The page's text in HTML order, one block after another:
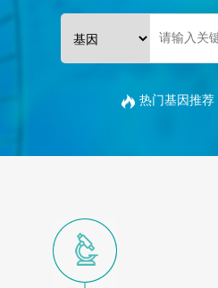
热门基因推荐